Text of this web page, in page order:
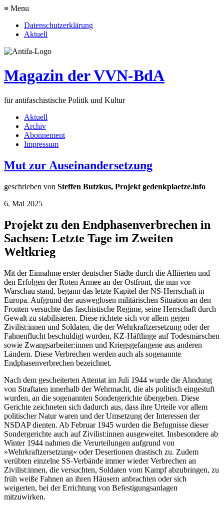
≡ Menu
Datenschutzerklärung
Aktuell
Magazin der VVN-BdA
für antifaschistische Politik und Kultur
Aktuell
Archiv
Abonnement
Impressum
Mut zur Auseinandersetzung
geschrieben von Steffen Butzkus, Projekt gedenkplaetze.info
6. Mai 2025
Projekt zu den Endphasenverbrechen in
Sachsen: Letzte Tage im Zweiten
Weltkrieg
Mit der Einnahme erster deutscher Städte durch die Alliierten und
den Erfolgen der Roten Armee an der Ostfront, die nun vor
Warschau stand, begann das letzte Kapitel der NS-Herrschaft in
Europa. Aufgrund der ausweglosen militärischen Situation an den
Fronten versuchte das faschistische Regime, seine Herrschaft durch
Gewalt zu stabilisieren. Diese richtete sich vor allem gegen
Zivilist:innen und Soldaten, die der Wehrkraftzersetzung oder der
Fahnenflucht beschuldigt wurden, KZ-Häftlinge auf Todesmärschen
sowie Zwangsarbeiter:innen und Kriegsgefangene aus anderen
Ländern. Diese Verbrechen werden auch als sogenannte
Endphasenverbrechen bezeichnet.
Nach dem gescheiterten Attentat im Juli 1944 wurde die Ahndung
von Straftaten innerhalb der Wehrmacht, die als politisch eingestuft
wurden, an die sogenannten Sondergerichte übergeben. Diese
Gerichte zeichneten sich dadurch aus, dass ihre Urteile vor allem
politischer Natur waren und der Umsetzung der Interessen der
NSDAP dienten. Ab Februar 1945 wurden die Befugnisse dieser
Sondergerichte auch auf Zivilist:innen ausgeweitet. Insbesondere ab
Winter 1944 nahmen die Verurteilungen aufgrund von
»Wehrkraftzersetzung« oder Desertionen drastisch zu. Zudem
verübten einzelne SS-Verbände immer wieder Verbrechen an
Zivilist:innen, die versuchten, Soldaten vom Kampf abzubringen, zu
früh weiße Fahnen an ihren Häusern anbrachten oder sich
weigerten, bei der Errichtung von Befestigungsanlagen
mitzuwirken.